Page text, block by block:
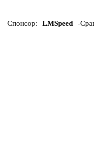
Спонсор: LMSpeed -